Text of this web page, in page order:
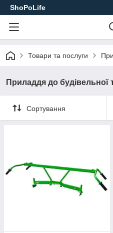
ShoPoLife
Товари та послуги
Приладдя до будівельної
Сортування